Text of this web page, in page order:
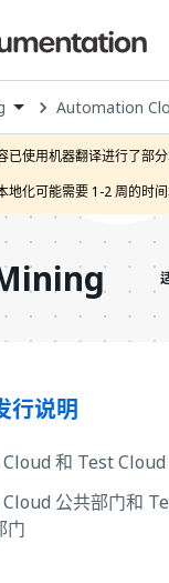
Automation
已使用机器翻译进行了部分
地化可能需要 1-2 周的时间
行说明
和 Test Cloud
公共部门和
门